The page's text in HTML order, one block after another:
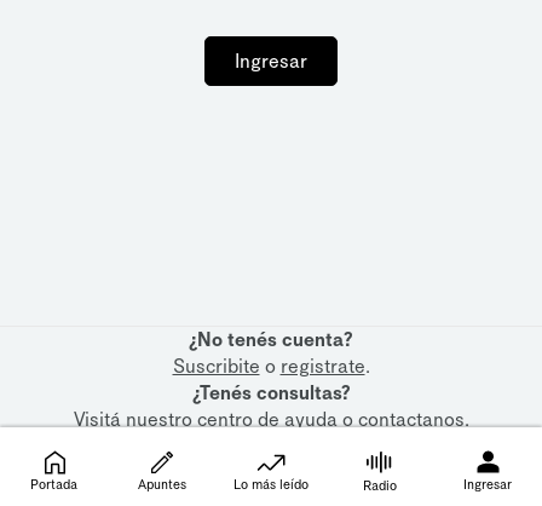
Ingresar
¿No tenés cuenta?
Suscribite o registrate.
¿Tenés consultas?
Visitá nuestrocentro de ayudaocontactanos.
Portada Apuntes Lo más leído Radio Ingresar